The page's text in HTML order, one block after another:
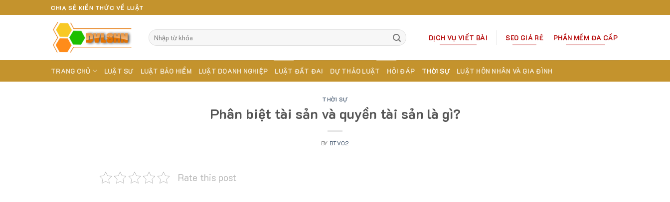
to
CHIA SẺ KIẾN THỨC VỀ LUẬT
DỊCH VỤ VIẾT BÀI SEO GIÁ RẺ PHẦN MỀM ĐA CẤP
TRANG CHỦ LUẬT SƯ LUẬT BẢO HIỂM LUẬT DOANH NGHIỆP LUẬT ĐẤT ĐAI DỰ THẢO LUẬT HỎI ĐÁP THỜI SỰ LUẬT HÔN NHÂN VÀ GIA ĐÌNH
THỜI SỰ
Phân biệt tài sản và quyền tài sản là gì?
BY BTV02
Rate this post